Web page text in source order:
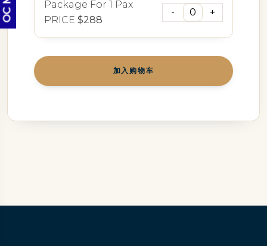
Package For 1 Pax
PRICE $288
加入购物车